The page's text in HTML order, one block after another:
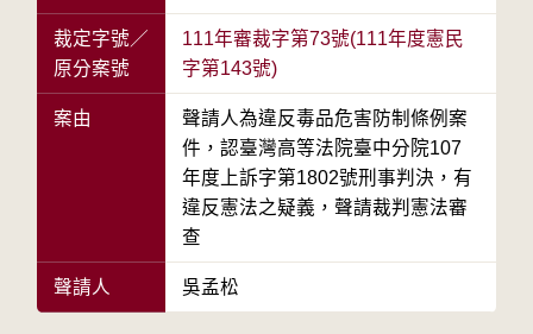
裁定字號／
原分案號
111年審裁字第73號(111年度憲民
字第143號)
案由
聲請人為違反毒品危害防制條例案
件，認臺灣高等法院臺中分院107
年度上訴字第1802號刑事判決，有
違反憲法之疑義，聲請裁判憲法審
查
聲請人 吳孟松